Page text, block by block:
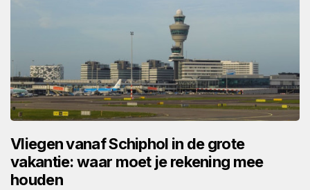
Vliegen vanaf Schiphol in de grote
vakantie: waar moet je rekening mee
houden